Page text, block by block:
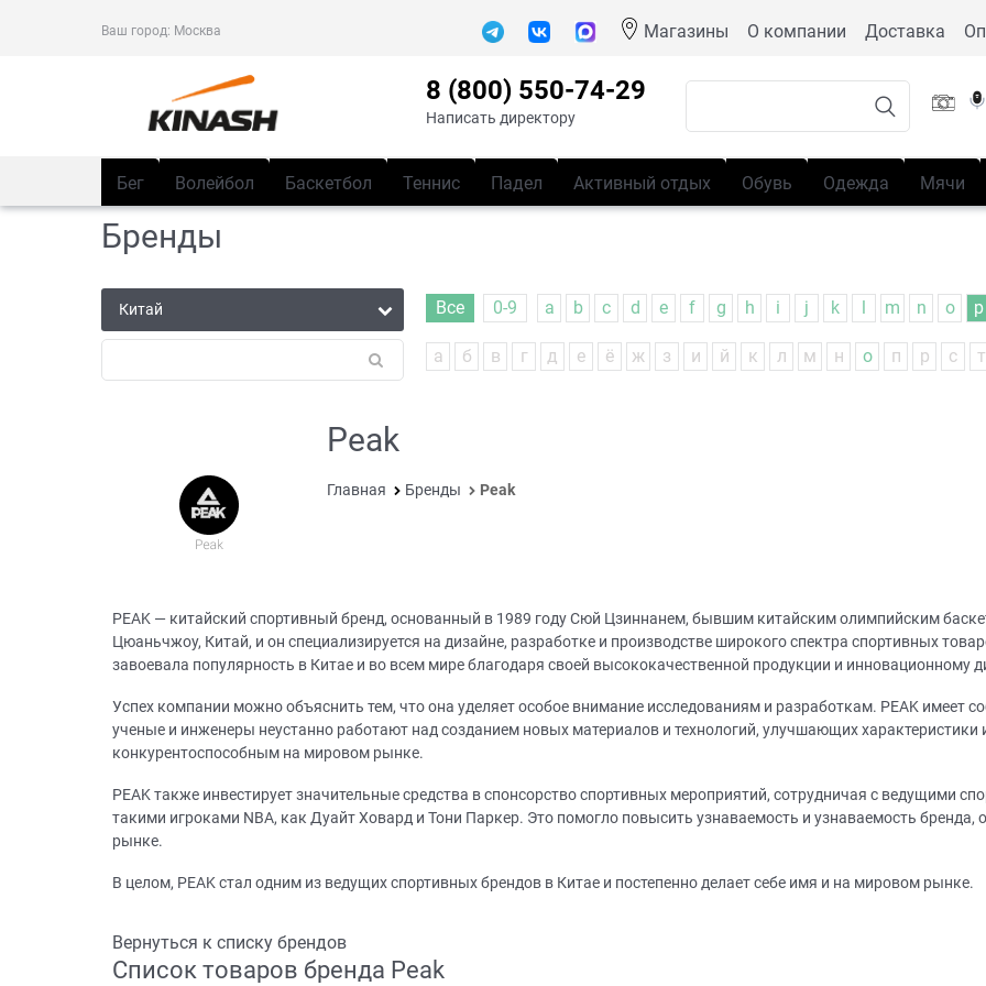
Ваш город: Москва Магазины О компании Доставка
8 (800) 550-74-29
Написать директору
Бег Волейбол Баскетбол Теннис Падел Активный отдых Обувь Одежда Мячи
Бренды
Все 0-9 a b c d e f g h i j k m n o p
а б в г д е ё ж з и й к л м н о п р с т
Peak
Главная Бренды Peak
PEAK — китайский спортивный бренд, основанный в 1989 году Сюй Цзиннанем, бывшим китайским олимпийским
Цюаньчжоу, Китай, и он специализируется на дизайне, разработке и производстве широкого спектра спортивных
завоевала популярность в Китае и во всем мире благодаря своей высококачественной продукции и инновационному
Успех компании можно объяснить тем, что она уделяет особое внимание исследованиям и разработкам. PEAK имеет
ученые и инженеры неустанно работают над созданием новых материалов и технологий, улучшающих характеристики
конкурентоспособным на мировом рынке.
PEAK также инвестирует значительные средства в спонсорство спортивных мероприятий, сотрудничая с ведущими
такими игроками NBA, как Дуайт Ховард и Тони Паркер. Это помогло повысить узнаваемость и узнаваемость
рынке.
В целом, PEAK стал одним из ведущих спортивных брендов в Китае и постепенно делает себе имя и на мировом рынке.
Вернуться к списку брендов
Список товаров бренда Peak